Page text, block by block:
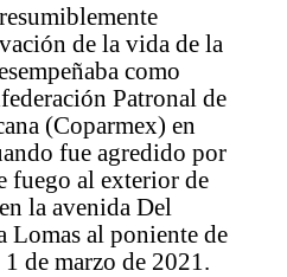
de la vida de la
como
Patronal de
(Coparmex) en
fue agredido por
fuego al exterior de
la avenida Del
Lomas al poniente de
de marzo de 2021.